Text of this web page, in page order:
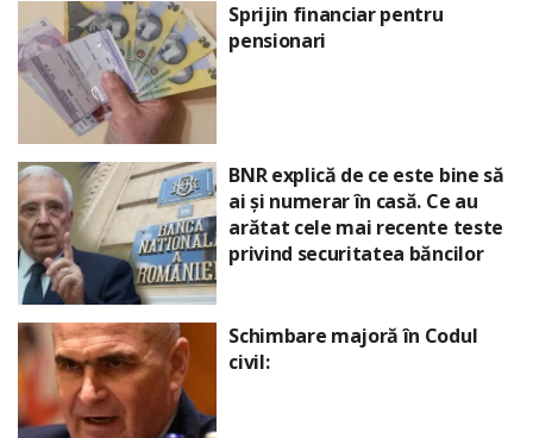
Sprijin financiar pentru
pensionari
BNR explică de ce este bine să
ai și numerar în casă. Ce au
arătat cele mai recente teste
privind securitatea băncilor
Schimbare majoră în Codul
civil: